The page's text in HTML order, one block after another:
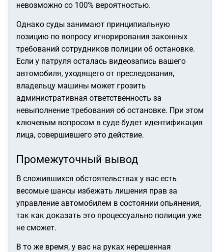
невозможно со 100% вероятностью.
Однако суды занимают принципиальную
позицию по вопросу игнорирования законных
требований сотрудников полиции об остановке.
Если у патруля осталась видеозапись вашего
автомобиля, уходящего от преследования,
владельцу машины может грозить
административная ответственность за
невыполнение требования об остановке. При этом
ключевым вопросом в суде будет идентификация
лица, совершившего это действие.
Промежуточный вывод
В сложившихся обстоятельствах у вас есть
весомые шансы избежать лишения прав за
управление автомобилем в состоянии опьянения,
так как доказать это процессуально полиция уже
не сможет.
В то же время, у вас на руках нерешенная